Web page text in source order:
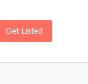
Get Listed